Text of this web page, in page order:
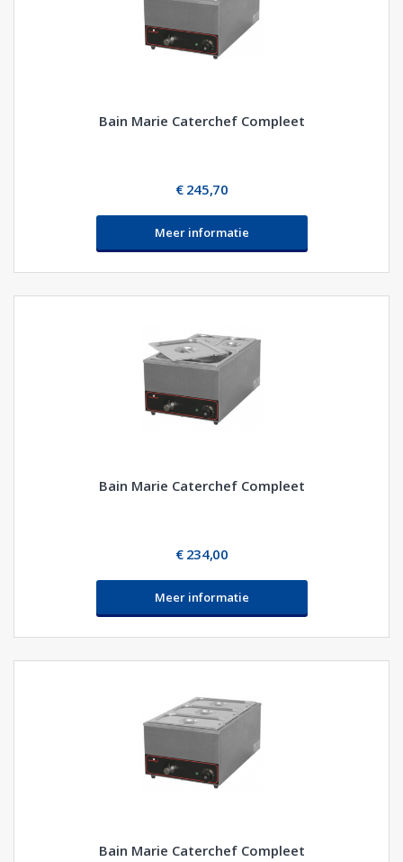
Bain Marie Caterchef Compleet
€ 245,70
Meer informatie
Bain Marie Caterchef Compleet
€ 234,00
Meer informatie
Bain Marie Caterchef Compleet